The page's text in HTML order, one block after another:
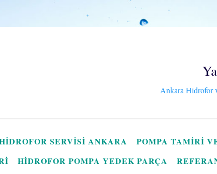
Ankara Hidrofor
SERVISI ANKARA
POMPA TAMIRI
HIDROFOR POMPA YEDEK PARÇA